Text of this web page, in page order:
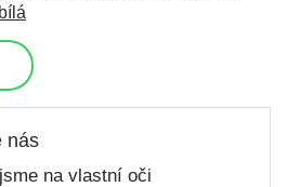
nás
na vlastní oči